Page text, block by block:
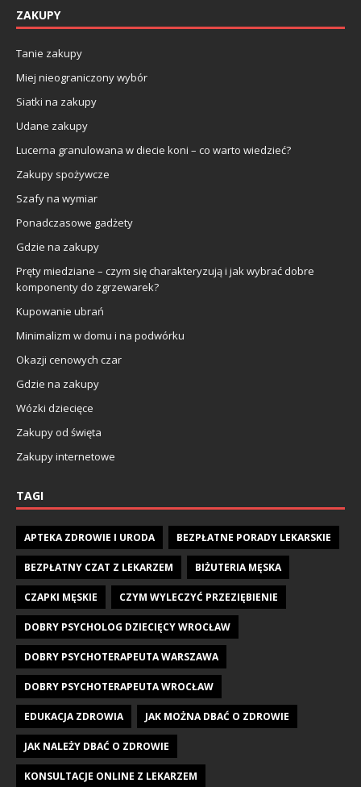
ZAKUPY
Tanie zakupy
Miej nieograniczony wybór
Siatki na zakupy
Udane zakupy
Lucerna granulowana w diecie koni – co warto wiedzieć?
Zakupy spożywcze
Szafy na wymiar
Ponadczasowe gadżety
Gdzie na zakupy
Pręty miedziane – czym się charakteryzują i jak wybrać dobre
komponenty do zgrzewarek?
Kupowanie ubrań
Minimalizm w domu i na podwórku
Okazji cenowych czar
Gdzie na zakupy
Wózki dziecięce
Zakupy od święta
Zakupy internetowe
TAGI
APTEKA ZDROWIE I URODA BEZPŁATNE PORADY LEKARSKIE
BEZPŁATNY CZAT Z LEKARZEM BIŻUTERIA MĘSKA
CZAPKI MĘSKIE CZYM WYLECZYĆ PRZEZIĘBIENIE
DOBRY PSYCHOLOG DZIECIĘCY WROCŁAW
DOBRY PSYCHOTERAPEUTA WARSZAWA
DOBRY PSYCHOTERAPEUTA WROCŁAW
EDUKACJA ZDROWIA JAK MOŻNA DBAĆ O ZDROWIE
JAK NALEŻY DBAĆ O ZDROWIE
KONSULTACJE ONLINE Z LEKARZEM